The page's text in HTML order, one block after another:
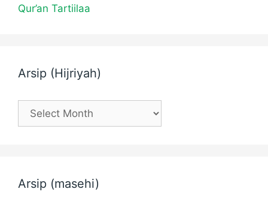
Qur’an Tartiilaa
Arsip (Hijriyah)
Arsip
(Hijriyah)
Arsip (masehi)